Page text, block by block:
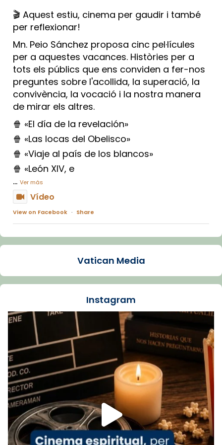
🎬 Aquest estiu, cinema per gaudir i també
per reflexionar!
Mn. Peio Sánchez proposa cinc pel·lícules
per a aquestes vacances. Històries per a
tots els públics que ens conviden a fer-nos
preguntes sobre l'acollida, la superació, la
convivència, la vocació i la nostra manera
de mirar els altres.
🍿 «El día de la revelación»
🍿 «Las locas del Obelisco»
🍿 «Viaje al país de los blancos»
🍿 «León XIV, e
... Ver más
Vídeo
View on Facebook · Share
Arquebisbat de Barcelona
La Carmina va patir depressió. Fa gairebé
dos mesos, a l'Estadi Lluís Companys, la
Recupera l'entrevista comp
Vatican
tican News 👇
www.vaticannews.va/es/iglesia/news/2026-
07/carmina-historia-depresion-papa-viaje-
espana-testimoni...
Foto
View on Facebook · Share
Arquebisbat de Barcelona
Vatican Media
Instagram